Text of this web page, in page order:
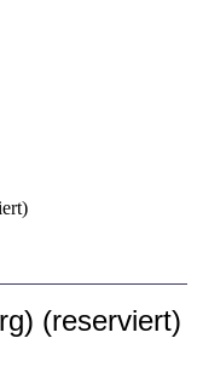
(reserviert)